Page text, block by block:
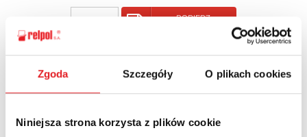
Zgoda Szczegóły O plikach cookies
Niniejsza strona korzysta z plików cookie
POBIERZ
POWRÓT